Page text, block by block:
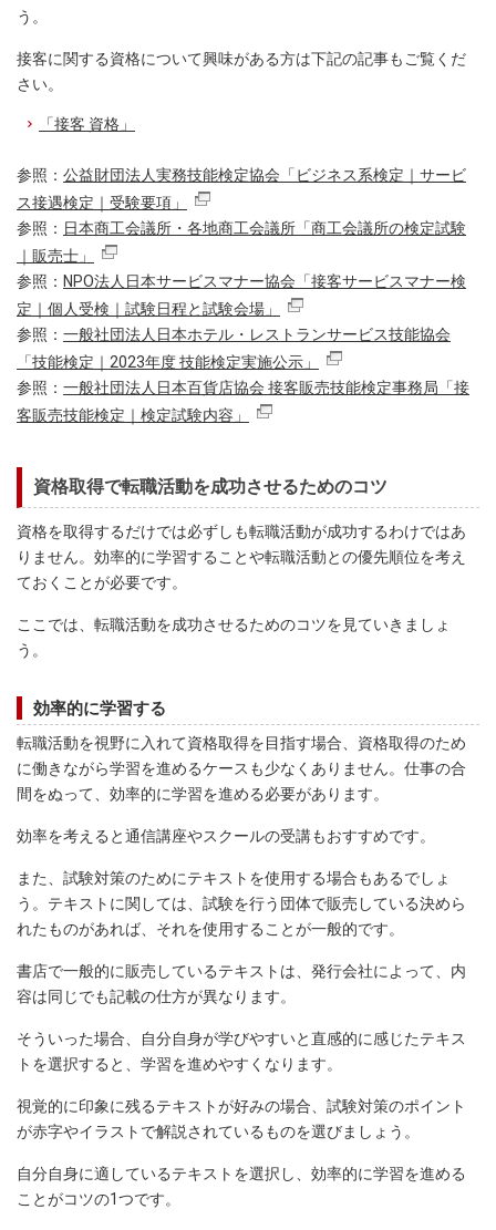
う。
接客に関する資格について興味がある方は下記の記事もご覧くだ
さい。
「接客 資格」
参照： 公益財団法人実務技能検定協会「ビジネス系検定｜サービ
ス接遇検定｜受験要項」
参照： 日本商工会議所・各地商工会議所「商工会議所の検定試験
｜販売士」
参照： NPO法人日本サービスマナー協会「接客サービスマナー検
定｜個人受検｜試験日程と試験会場」
参照： 一般社団法人日本ホテル・レストランサービス技能協会
「技能検定｜2023年度 技能検定実施公示」
参照： 一般社団法人日本百貨店協会 接客販売技能検定事務局「接
客販売技能検定｜検定試験内容」
資格取得で転職活動を成功させるためのコツ
資格を取得するだけでは必ずしも転職活動が成功するわけではあ
りません。効率的に学習することや転職活動との優先順位を考え
ておくことが必要です。
ここでは、転職活動を成功させるためのコツを見ていきましょ
う。
効率的に学習する
転職活動を視野に入れて資格取得を目指す場合、資格取得のため
に働きながら学習を進めるケースも少なくありません。仕事の合
間をぬって、効率的に学習を進める必要があります。
効率を考えると通信講座やスクールの受講もおすすめです。
また、試験対策のためにテキストを使用する場合もあるでしょ
う。テキストに関しては、試験を行う団体で販売している決めら
れたものがあれば、それを使用することが一般的です。
書店で一般的に販売しているテキストは、発行会社によって、内
容は同じでも記載の仕方が異なります。
そういった場合、自分自身が学びやすいと直感的に感じたテキス
トを選択すると、学習を進めやすくなります。
視覚的に印象に残るテキストが好みの場合、試験対策のポイント
が赤字やイラストで解説されているものを選びましょう。
自分自身に適しているテキストを選択し、効率的に学習を進める
ことがコツの1つです。